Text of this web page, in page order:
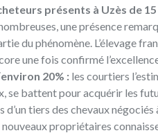
présents à Uzès de
une présence
du phénomène. L’élevage
une fois confirmé
20% : les courtiers
se battent pour acquérir les
tiers des chevaux négociés
propriétaires